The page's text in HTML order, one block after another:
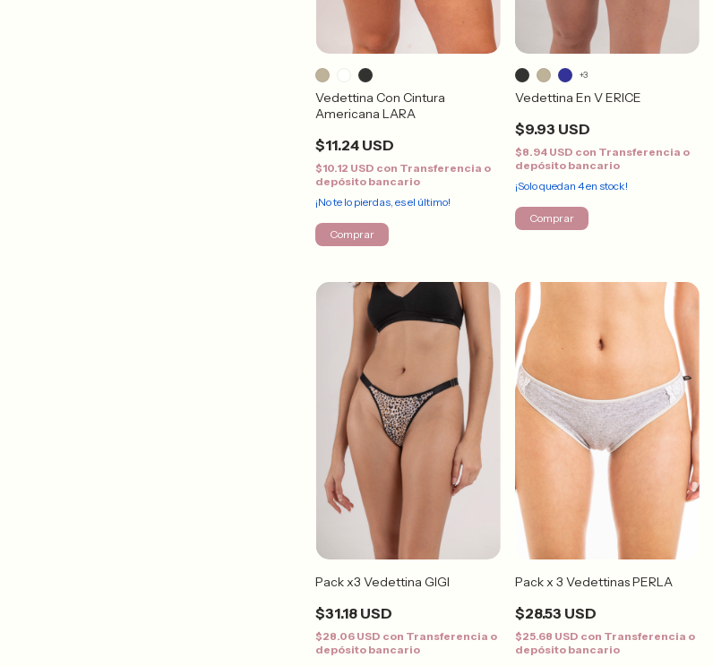
Vedettina Con Cintura
Americana LARA
$11.24 USD
$10.12 USD con Transferencia o
depósito bancario
¡No te lo pierdas, es el último!
Comprar
Vedettina En V ERICE
$9.93 USD
$8.94 USD con Transferencia o
depósito bancario
¡Solo quedan 4en stock!
+3
Comprar
Pack x3 Vedettina GIGI
$31.18 USD
$28.06 USD con Transferencia o
depósito bancario
Pack x 3 Vedettinas PERLA
$28.53 USD
$25.68 USD con Transferencia o
depósito bancario